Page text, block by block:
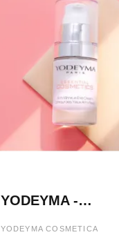
YODEYMA -
15ML
YODEYMA COSMETICA